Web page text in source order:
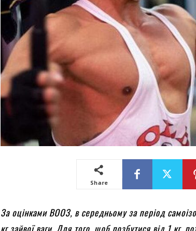
Share
За оцінками ВООЗ, в середньому за період